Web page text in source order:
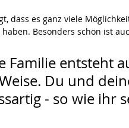
dass es ganz viele
Besonders schön ist
Familie entsteht
Du und
- so wie ihr